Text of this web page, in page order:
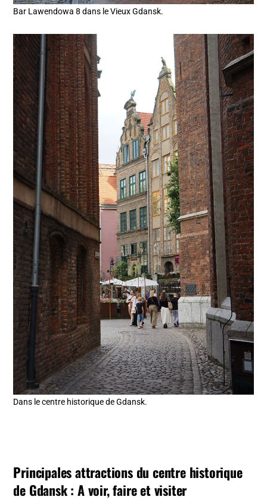
Bar Lawendowa 8 dans le Vieux Gdansk.
Dans le centre historique de Gdansk.
Principales attractions du centre historique
de Gdansk : A voir, faire et visiter